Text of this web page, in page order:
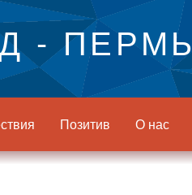
- ПЕРМЬ
Позитив О нас